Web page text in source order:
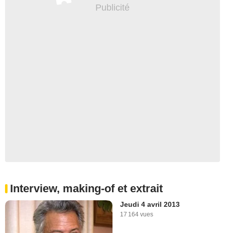
Interview, making-of et extrait
Jeudi 4 avril 2013
17 164 vues